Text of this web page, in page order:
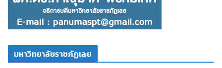
มหาวิทยาลัยราชภัฏเลย